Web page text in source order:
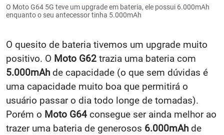
O Moto G64 5G teve um upgrade em bateria, ele possui 6.000mAh
enquanto o seu antecessor tinha 5.000mAh
O quesito de bateria tivemos um upgrade muito
positivo. O Moto G62 trazia uma bateria com
5.000mAh de capacidade (o que sem dúvidas é
uma capacidade muito boa que permitirá o
usuário passar o dia todo longe de tomadas).
Porém o Moto G64 consegue ser ainda melhor ao
trazer uma bateria de generosos 6.000mAh de